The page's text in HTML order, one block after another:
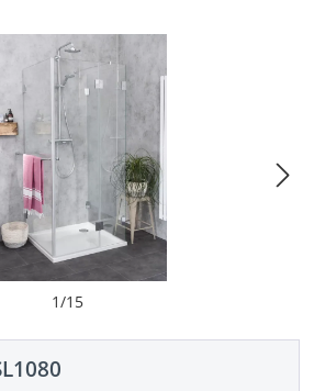
1/15